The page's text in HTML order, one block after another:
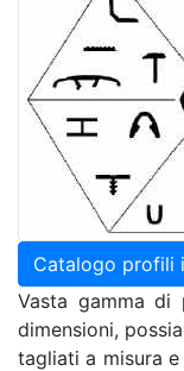
Catalogo profili
Vasta gamma
dimensioni,
tagliati a misura